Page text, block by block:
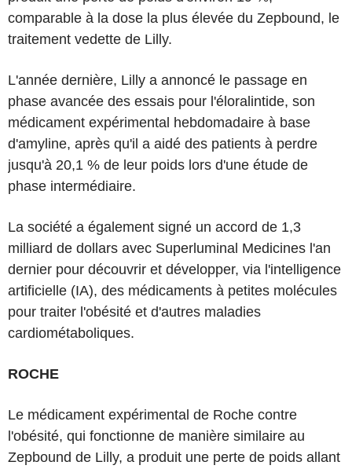
comparable à la dose la plus élevée du Zepbound, le
traitement vedette de Lilly.
L'année dernière, Lilly a annoncé le passage en
phase avancée des essais pour l'éloralintide, son
médicament expérimental hebdomadaire à base
d'amyline, après qu'il a aidé des patients à perdre
jusqu'à 20,1 % de leur poids lors d'une étude de
phase intermédiaire.
La société a également signé un accord de 1,3
milliard de dollars avec Superluminal Medicines l'an
dernier pour découvrir et développer, via l'intelligence
artificielle (IA), des médicaments à petites molécules
pour traiter l'obésité et d'autres maladies
cardiométaboliques.
ROCHE
Le médicament expérimental de Roche contre
l'obésité, qui fonctionne de manière similaire au
Zepbound de Lilly, a produit une perte de poids allant